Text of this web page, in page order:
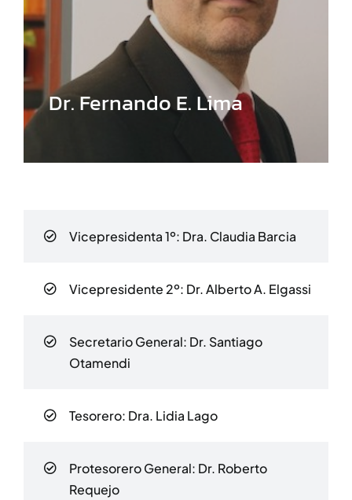
Dr. Fernando E. Lima
Vicepresidenta 1º: Dra. Claudia Barcia
Vicepresidente 2º: Dr. Alberto A. Elgassi
Secretario General: Dr. Santiago
Otamendi
Tesorero: Dra. Lidia Lago
Protesorero General: Dr. Roberto
Requejo